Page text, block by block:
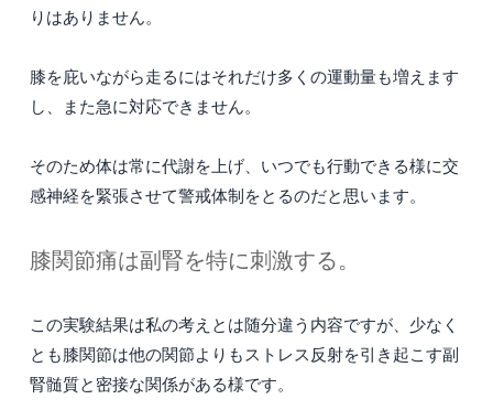
りはありません。
膝を庇いながら走るにはそれだけ多くの運動量も増えます
し、また急に対応できません。
そのため体は常に代謝を上げ、いつでも行動できる様に交
感神経を緊張させて警戒体制をとるのだと思います。
膝関節痛は副腎を特に刺激する。
この実験結果は私の考えとは随分違う内容ですが、少なく
とも膝関節は他の関節よりもストレス反射を引き起こす副
腎髄質と密接な関係がある様です。